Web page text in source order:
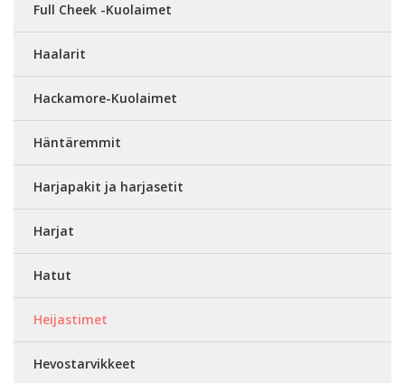
Full Cheek -Kuolaimet
Haalarit
Hackamore-Kuolaimet
Häntäremmit
Harjapakit ja harjasetit
Harjat
Hatut
Heijastimet
Hevostarvikkeet